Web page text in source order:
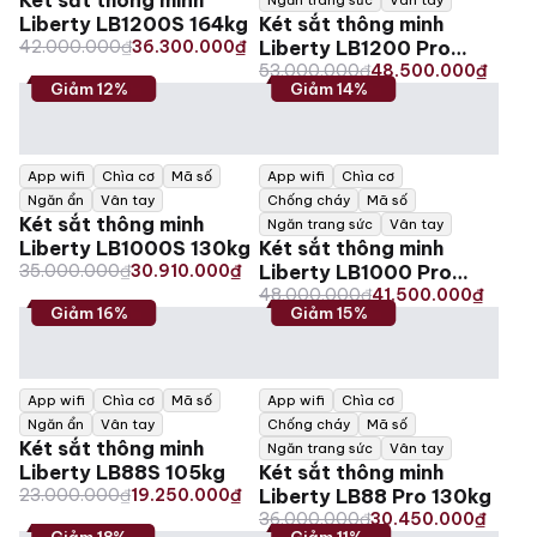
Liberty LB1200S 164kg
42.000.000₫
Original
price
was:
36.300.000₫
Current
price
is:
Két sắt thông minh
Liberty LB1200 Pro
184kg
53.000.000₫
Original
price
48.500.000₫
Current
price
Giảm 12%
App wifi Chìa cơ
Mã số
Ngăn ẩn
Vân tay
Két sắt thông minh
Liberty LB1000S 130kg
35.000.000₫
Original
price
was:
30.910.000₫
Current
price
is:
Giảm 14%
App wifi
Chìa cơ
Chống cháy
Mã số
Ngăn trang sức
Vân tay
Két sắt thông minh
Liberty LB1000 Pro
170kg
48.000.000₫
Original
price
41.500.000₫
Current
price
Giảm 16%
App wifi Chìa cơ
Mã số
Ngăn ẩn
Vân tay
Két sắt thông minh
Liberty LB88S 105kg
23.000.000₫
Original
price
19.250.000₫
Current
price
Giảm 15%
App wifi
Chìa cơ
Chống cháy
Mã số
Ngăn trang sức
Vân tay
Két sắt thông minh
Liberty LB88 Pro 130kg
36.000.000₫
Original
30.450.000₫
Current